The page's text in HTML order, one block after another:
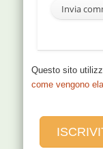
Questo sito
come vengono